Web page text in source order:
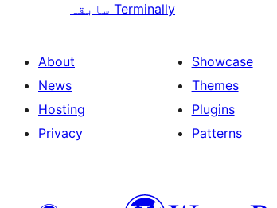
سابقہ Terminally
About
News
Hosting
Privacy
Showcase
Themes
Plugins
Patterns